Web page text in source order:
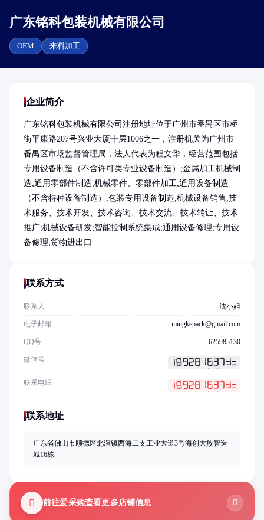
广东铭科包装机械有限公司
OEM 来料加工
企业简介
广东铭科包装机械有限公司注册地址位于广州市番禺区市桥
街平康路207号兴业大厦十层1006之一，注册机关为广州市
番禺区市场监督管理局，法人代表为程文华，经营范围包括
专用设备制造（不含许可类专业设备制造）;金属加工机械制
造;通用零部件制造;机械零件、零部件加工;通用设备制造
（不含特种设备制造）;包装专用设备制造;机械设备销售;技
术服务、技术开发、技术咨询、技术交流、技术转让、技术
推广;机械设备研发;智能控制系统集成;通用设备修理;专用设
备修理;货物进出口
联系方式
联系人 沈小姐
电子邮箱 mingkepack@gmail.com
QQ号 625985130
微信号
联系电话
联系地址
广东省佛山市顺德区北滘镇西海二支工业大道3号海创大族智造
城16栋
前往爱采购查看更多店铺信息